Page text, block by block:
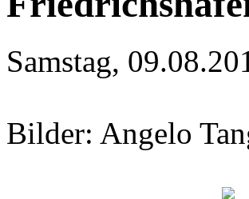
Samstag,
Bilder: Angelo